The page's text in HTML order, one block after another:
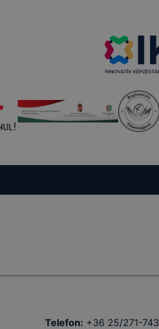
Telefon: +36 25/271-743
k
k
a